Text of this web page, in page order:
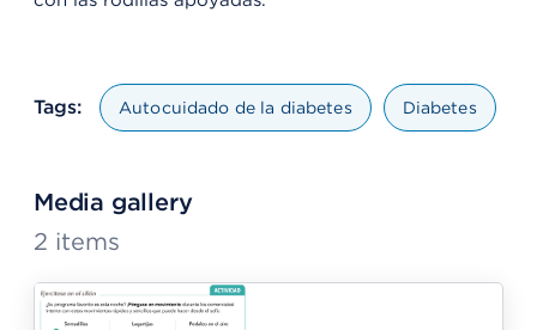
Tags: Autocuidado de la diabetes Diabetes
Media gallery
2 items